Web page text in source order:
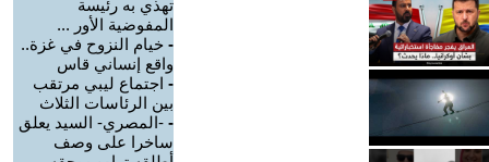
تهذي به رئيسة
المفوضية الأور ...
- خيام النزوح في غزة..
واقع إنساني قاس
- اجتماع ليبي مرتقب
بين الرئاسات الثلاث
- -المصري- السيد يعلق
ساخرا على وصف